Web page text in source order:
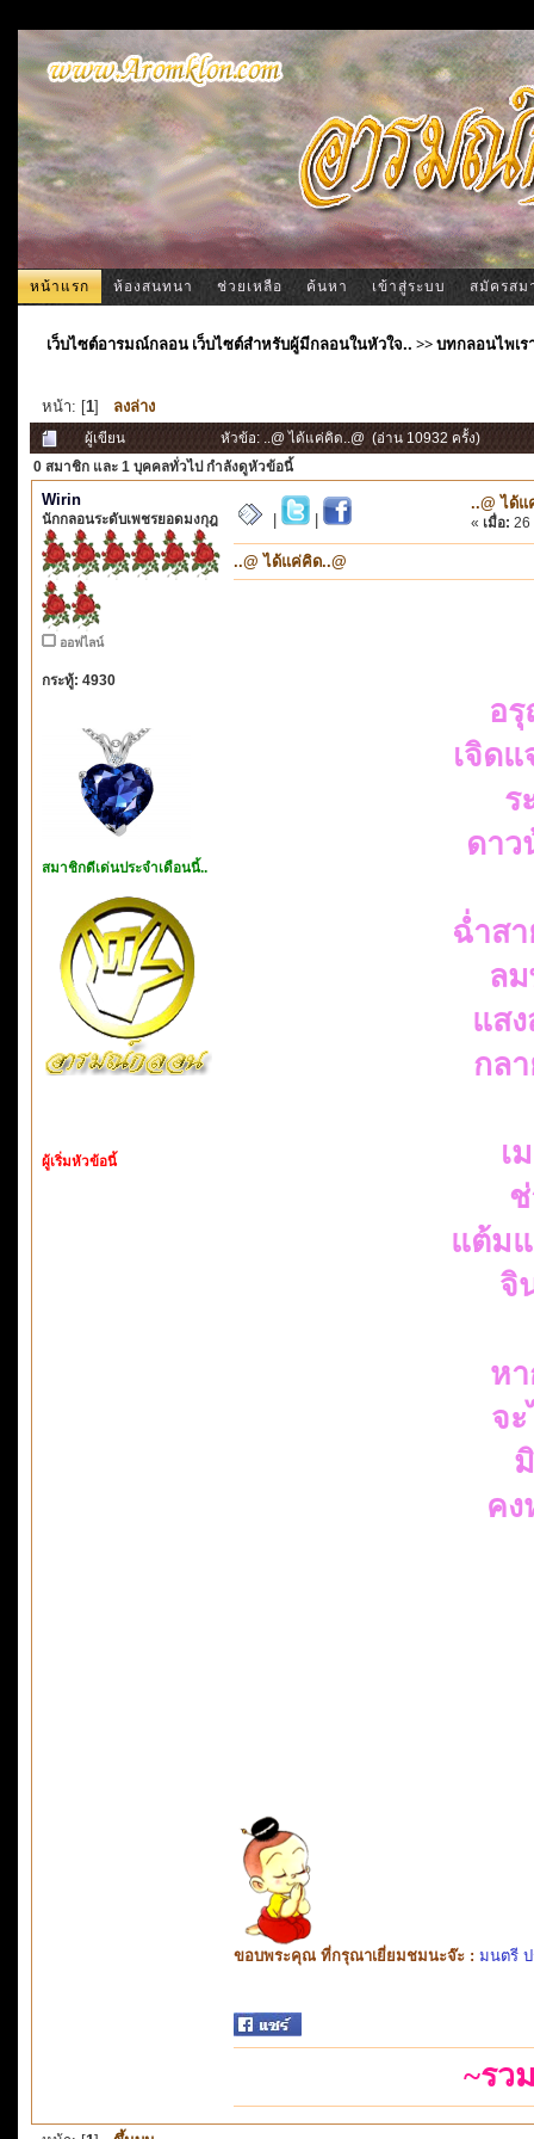
หน้าแรก ห้องสนทนา ช่วยเหลือ ค้นหา เข้าสู่ระบบ สมัครสม
เว็บไซต์อารมณ์กลอน เว็บไซต์สำหรับผู้มีกลอนในหัวใจ.. >>บทกลอนไพเร
หน้า: [1] ลงล่าง
ผู้เขียน
หัวข้อ: ..@ ได้แค่คิด..@ (อ่าน 10932 ครั้ง)
0 สมาชิก และ 1 บุคคลทั่วไป กำลังดูหัวข้อนี้
Wirin
นักกลอนระดับเพชรยอดมงกุฎ
ออฟไลน์
กระทู้: 4930
สมาชิกดีเด่นประจำเดือนนี้..
ผู้เริ่มหัวข้อนี้
..@ ได้แ
« เมื่อ: 26
..@ ได้แค่คิด..@
อ
เจิด
ร
ดาว
ฉ่ำส
ล
แส
กล
เ
แต้มแ
จิ
ห
จ
ค
ขอบพระคุณ ที่กรุณาเยี่ยมชมนะจ๊ะ : มนตรี
~รว